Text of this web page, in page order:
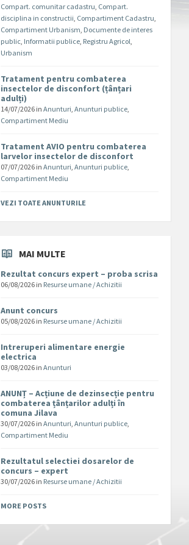
Compart. comunitar cadastru, Compart.
disciplina in constructii, Compartiment Cadastru,
Compartiment Urbanism, Documente de interes
public, Informatii publice, Registru Agricol,
Urbanism
Tratament pentru combaterea
insectelor de disconfort (țânțari
adulți)
14/07/2026 inAnunturi,Anunturi publice,
Compartiment Mediu
Tratament AVIO pentru combaterea
larvelor insectelor de disconfort
07/07/2026 inAnunturi,Anunturi publice,
Compartiment Mediu
VEZI TOATE ANUNTURILE
MAI MULTE
Rezultat concurs expert – proba scrisa
06/08/2026 in Resurse umane / Achizitii
Anunt concurs
05/08/2026 in Resurse umane / Achizitii
Intreruperi alimentare energie
electrica
03/08/2026 inAnunturi
ANUNȚ – Acțiune de dezinsecție pentru
combaterea țânțarilor adulți în
comuna Jilava
30/07/2026 inAnunturi,Anunturi publice,
Compartiment Mediu
Rezultatul selectiei dosarelor de
concurs – expert
30/07/2026 in Resurse umane / Achizitii
MORE POSTS